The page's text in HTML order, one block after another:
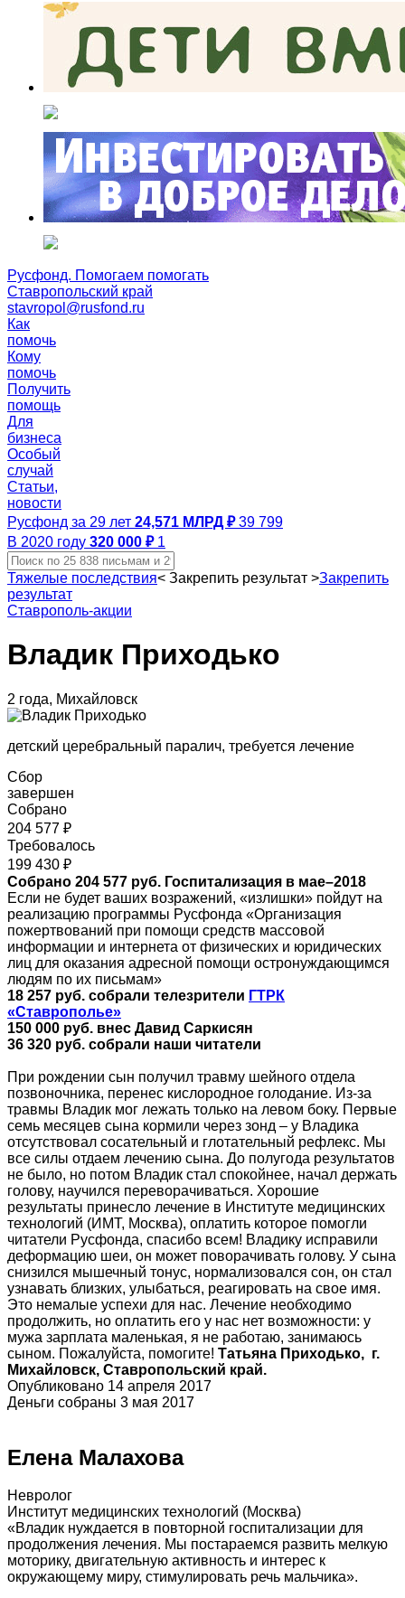
Русфонд. Помогаем помогать
Ставропольский край
stavropol@rusfond.ru
Как
помочь
Кому
помочь
Получить
помощь
Для
бизнеса
Особый
случай
Статьи,
новости
Русфонд за 29 лет 24,571 МЛРД ₽ 39 799
В 2020 году 320 000 ₽ 1
Тяжелые последствия< Закрепить результат >Закрепить
результат
Ставрополь-акции
Владик Приходько
2 года, Михайловск
детский церебральный паралич, требуется лечение
Сбор
завершен
Собрано
204 577 ₽
Требовалось
199 430 ₽
Собрано 204 577 руб. Госпитализация в мае–2018
Если не будет ваших возражений, «излишки» пойдут на
реализацию программы Русфонда «Организация
пожертвований при помощи средств массовой
информации и интернета от физических и юридических
лиц для оказания адресной помощи остронуждающимся
людям по их письмам»
18 257 руб. собрали телезрители ГТРК
«Ставрополье»
150 000 руб. внес Давид Саркисян
36 320 руб. собрали наши читатели
При рождении сын получил травму шейного отдела
позвоночника, перенес кислородное голодание. Из-за
травмы Владик мог лежать только на левом боку. Первые
семь месяцев сына кормили через зонд – у Владика
отсутствовал сосательный и глотательный рефлекс. Мы
все силы отдаем лечению сына. До полугода результатов
не было, но потом Владик стал спокойнее, начал держать
голову, научился переворачиваться. Хорошие
результаты принесло лечение в Институте медицинских
технологий (ИМТ, Москва), оплатить которое помогли
читатели Русфонда, спасибо всем! Владику исправили
деформацию шеи, он может поворачивать голову. У сына
снизился мышечный тонус, нормализовался сон, он стал
узнавать близких, улыбаться, реагировать на свое имя.
Это немалые успехи для нас. Лечение необходимо
продолжить, но оплатить его у нас нет возможности: у
мужа зарплата маленькая, я не работаю, занимаюсь
сыном. Пожалуйста, помогите! Татьяна Приходько, г.
Михайловск, Ставропольский край.
Опубликовано 14 апреля 2017
Деньги собраны 3 мая 2017
Елена Малахова
Невролог
Институт медицинских технологий (Москва)
«Владик нуждается в повторной госпитализации для
продолжения лечения. Мы постараемся развить мелкую
моторику, двигательную активность и интерес к
окружающему миру, стимулировать речь мальчика».